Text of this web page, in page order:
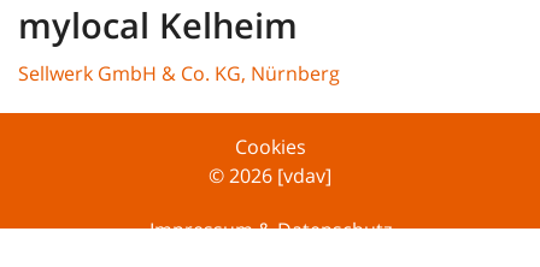
mylocal Kelheim
Sellwerk GmbH & Co. KG, Nürnberg
Cookies
© 2026 [vdav]
Impressum & Datenschutz